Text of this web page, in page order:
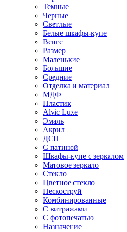
Темные
Черные
Светлые
Белые шкафы-купе
Венге
Размер
Маленькие
Большие
Средние
Отделка и материал
МДФ
Пластик
Alvic Luxe
Эмаль
Акрил
ДСП
С патиной
Шкафы-купе с зеркалом
Матовое зеркало
Стекло
Цветное стекло
Пескоструй
Комбинированные
С витражами
С фотопечатью
Назначение